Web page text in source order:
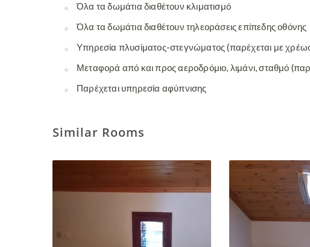
Όλα τα δωμάτια διαθέτουν κλιματισμό
Όλα τα δωμάτια διαθέτουν τηλεοράσεις επίπεδης οθόνης
Υπηρεσία πλυσίματος-στεγνώματος (παρέχεται με
Μεταφορά από και προς αεροδρόμιο, λιμάνι, σταθμό
Παρέχεται υπηρεσία αφύπνισης
Similar Rooms